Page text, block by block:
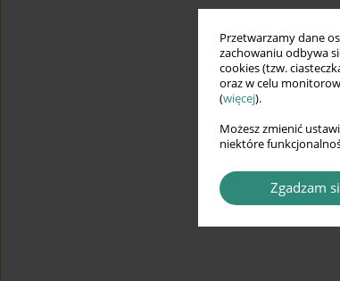
Przetwarzamy dane
zachowaniu odbywa
cookies (tzw.
oraz w celu
(więcej).
Możesz zmienić
niektóre
Zgadzam